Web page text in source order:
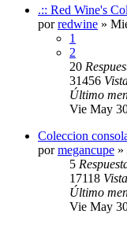
.:: Red Wine's
porredwine »
1
2
20
31456
Último
Vie May
Coleccion
pormegancupe »
5
17118
Último
Vie May